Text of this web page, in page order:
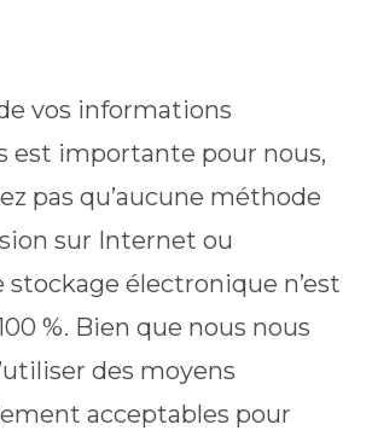
vos informations
est importante pour nous,
pas qu’aucune méthode
sur Internet ou
électronique n’est
%. Bien que nous nous
des moyens
acceptables pour